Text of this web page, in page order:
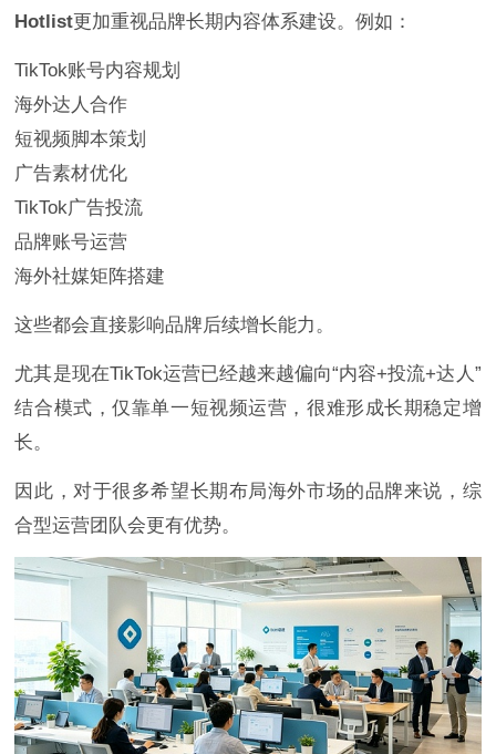
Hotlist更加重视品牌长期内容体系建设。例如：
TikTok账号内容规划
海外达人合作
短视频脚本策划
广告素材优化
TikTok广告投流
品牌账号运营
海外社媒矩阵搭建
这些都会直接影响品牌后续增长能力。
尤其是现在TikTok运营已经越来越偏向“内容+投流+达人”
结合模式，仅靠单一短视频运营，很难形成长期稳定增
长。
因此，对于很多希望长期布局海外市场的品牌来说，综
合型运营团队会更有优势。